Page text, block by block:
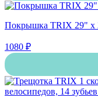
Покрышка TRIX 29" х
1080 ₽